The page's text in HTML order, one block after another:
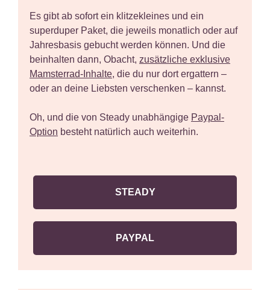
Es gibt ab sofort ein klitzekleines und ein
superduper Paket, die jeweils monatlich oder auf
Jahresbasis gebucht werden können. Und die
beinhalten dann, Obacht, zusätzliche exklusive
Mamsterrad-Inhalte, die du nur dort ergattern –
oder an deine Liebsten verschenken – kannst.
Oh, und die von Steady unabhängige Paypal-
Option besteht natürlich auch weiterhin.
STEADY
PAYPAL